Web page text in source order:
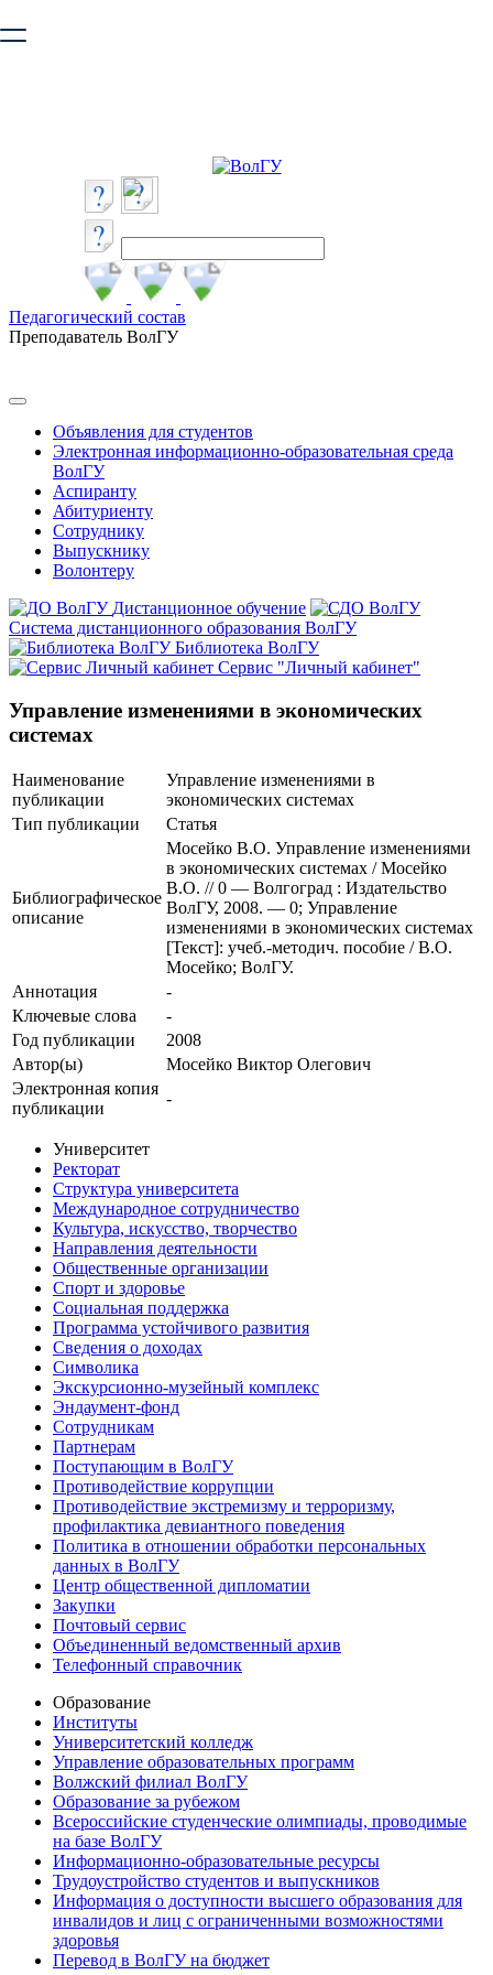
безопасную работу с сайтом. Пожалуйста
Педагогический состав
Преподаватель ВолГУ
Объявления для студентов
Электронная информационно-образовательная среда
ВолГУ
Аспиранту
Абитуриенту
Сотруднику
Выпускнику
Волонтеру
Дистанционное обучение
Система дистанционного образования ВолГУ
Библиотека ВолГУ
Сервис "Личный кабинет"
Управление изменениями в экономических
системах
Наименование
публикации
Управление изменениями в
экономических системах
Тип публикации
Статья
Библиографическое
описание
Мосейко В.О. Управление изменениями
в экономических системах / Мосейко
В.О. // 0 — Волгоград : Издательство
ВолГУ, 2008. — 0; Управление
изменениями в экономических системах
[Текст]: учеб.-методич. пособие / В.О.
Мосейко; ВолГУ.
Аннотация
-
Ключевые cлова
-
Год публикации
2008
Автор(ы)
Мосейко Виктор Олегович
Электронная копия
публикации
-
Университет
Ректорат
Структура университета
Международное сотрудничество
Культура, искусство, творчество
Направления деятельности
Общественные организации
Спорт и здоровье
Социальная поддержка
Программа устойчивого развития
Сведения о доходах
Символика
Экскурсионно-музейный комплекс
Эндаумент-фонд
Сотрудникам
Партнерам
Поступающим в ВолГУ
Противодействие коррупции
Противодействие экстремизму и терроризму,
профилактика девиантного поведения
Политика в отношении обработки персональных
данных в ВолГУ
Центр общественной дипломатии
Закупки
Почтовый сервис
Объединенный ведомственный архив
Телефонный справочник
Образование
Институты
Университетский колледж
Управление образовательных программ
Волжский филиал ВолГУ
Образование за рубежом
Всероссийские студенческие олимпиады, проводимые
на базе ВолГУ
Информационно-образовательные ресурсы
Трудоустройство студентов и выпускников
Информация о доступности высшего образования для
инвалидов и лиц с ограниченными возможностями
здоровья
Перевод в ВолГУ на бюджет